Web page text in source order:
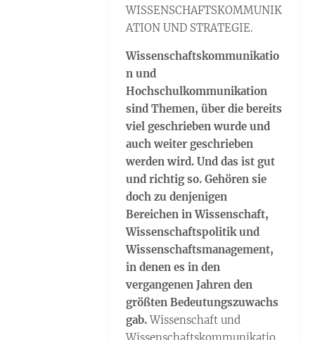
WISSENSCHAFTSKOMMUNIK
ATION UND STRATEGIE.
Wissenschaftskommunikatio
n und
Hochschulkommunikation
sind Themen, über die bereits
viel geschrieben wurde und
auch weiter geschrieben
werden wird. Und das ist gut
und richtig so. Gehören sie
doch zu denjenigen
Bereichen in Wissenschaft,
Wissenschaftspolitik und
Wissenschaftsmanagement,
in denen es in den
vergangenen Jahren den
größten Bedeutungszuwachs
gab.Wissenschaft und